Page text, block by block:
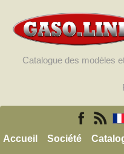
Catalogue des modèles
Accueil Société